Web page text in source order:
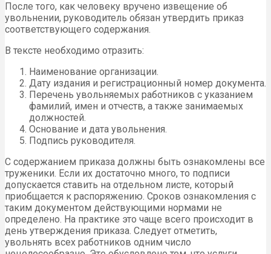
После того, как человеку вручено извещение об
увольнении, руководитель обязан утвердить приказ
соответствующего содержания.
В тексте необходимо отразить:
Наименование организации.
Дату издания и регистрационный номер документа.
Перечень увольняемых работников с указанием
фамилий, имен и отчеств, а также занимаемых
должностей.
Основание и дата увольнения.
Подпись руководителя.
С содержанием приказа должны быть ознакомлены все
труженики. Если их достаточно много, то подписи
допускается ставить на отдельном листе, который
приобщается к распоряжению. Сроков ознакомления с
таким документом действующими нормами не
определено. На практике это чаще всего происходит в
день утверждения приказа. Следует отметить,
увольнять всех работников одним число